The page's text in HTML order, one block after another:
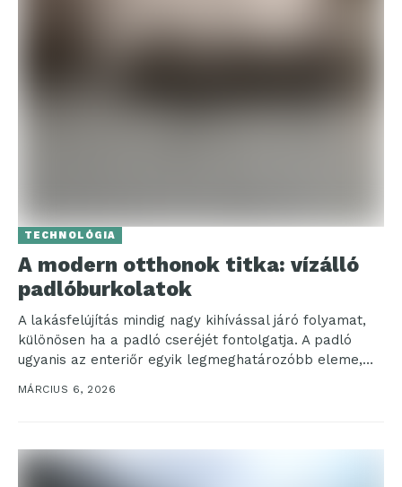
TECHNOLÓGIA
A modern otthonok titka: vízálló
padlóburkolatok
A lakásfelújítás mindig nagy kihívással járó folyamat,
különösen ha a padló cseréjét fontolgatja. A padló
ugyanis az enteriőr egyik legmeghatározóbb eleme,
hiszen egy...
MÁRCIUS 6, 2026